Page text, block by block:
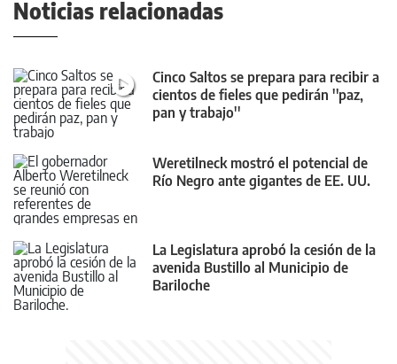
Noticias relacionadas
Cinco Saltos se prepara para recibir a
cientos de fieles que pedirán ''paz,
pan y trabajo''
Weretilneck mostró el potencial de
Río Negro ante gigantes de EE. UU.
La Legislatura aprobó la cesión de la
avenida Bustillo al Municipio de
Bariloche